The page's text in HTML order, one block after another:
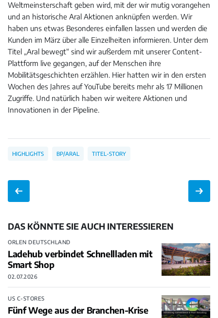
Weltmeinsterschaft geben wird, mit der wir mutig vorangehen
und an historische Aral Aktionen anknüpfen werden. Wir
haben uns etwas Besonderes einfallen lassen und werden die
Kunden im März über alle Einzelheiten informieren. Unter dem
Titel „Aral bewegt“ sind wir außerdem mit unserer Content-
Plattform live gegangen, auf der Menschen ihre
Mobilitätsgeschichten erzählen. Hier hatten wir in den ersten
Wochen des Jahres auf YouTube bereits mehr als 17 Millionen
Zugriffe. Und natürlich haben wir weitere Aktionen und
Innovationen in der Pipeline.
HIGHLIGHTS BP/ARAL TITEL-STORY
DAS KÖNNTE SIE AUCH INTERESSIEREN
ORLEN DEUTSCHLAND
Ladehub verbindet Schnellladen mit
Smart Shop
02.07.2026
US C-STORES
Fünf Wege aus der Branchen-Krise